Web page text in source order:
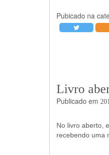
Pubicado na
Livro
Publicado em
No livro aberto,
recebendo uma